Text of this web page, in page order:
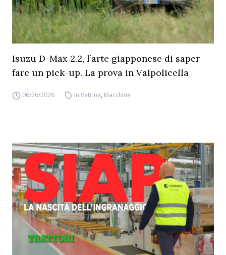
Isuzu D-Max 2.2, l’arte giapponese di saper
fare un pick-up. La prova in Valpolicella
06/26/2026 In Vetrina, Macchine